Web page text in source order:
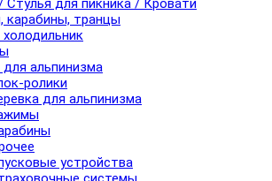
для пикника / Кровати
карабины, транцы
альпинизма
ролики
для альпинизма
устройства